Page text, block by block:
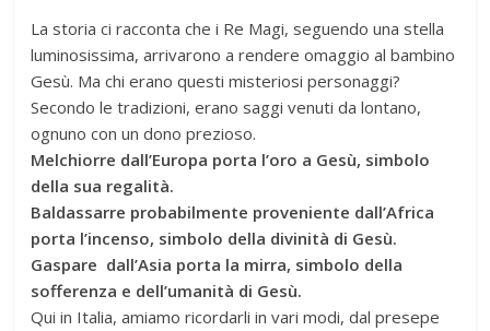
La storia ci racconta che i Re Magi, seguendo una stella
luminosissima, arrivarono a rendere omaggio al bambino
Gesù. Ma chi erano questi misteriosi personaggi?
Secondo le tradizioni, erano saggi venuti da lontano,
ognuno con un dono prezioso.
Melchiorre dall’Europa porta l’oro a Gesù, simbolo
della sua regalità.
Baldassarre probabilmente proveniente dall’Africa
porta l’incenso, simbolo della divinità di Gesù.
Gaspare dall’Asia porta la mirra, simbolo della
sofferenza e dell’umanità di Gesù.
Qui in Italia, amiamo ricordarli in vari modi, dal presepe